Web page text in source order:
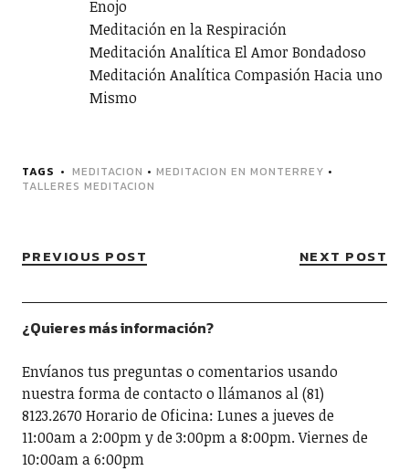
Enojo
Meditación en la Respiración
Meditación Analítica El Amor Bondadoso
Meditación Analítica Compasión Hacia uno
Mismo
TAGS MEDITACION • MEDITACION EN MONTERREY •
TALLERES MEDITACION
PREVIOUS POST NEXT POST
¿Quieres más información?
Envíanos tus preguntas o comentarios usando
nuestra forma de contacto o llámanos al (81)
8123.2670 Horario de Oficina: Lunes a jueves de
11:00am a 2:00pm y de 3:00pm a 8:00pm. Viernes de
10:00am a 6:00pm